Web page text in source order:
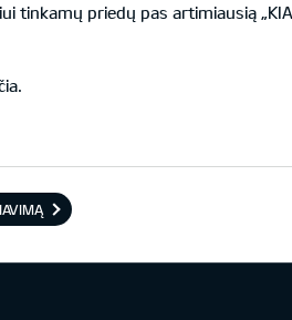
tinkamų priedų pas artimiausią